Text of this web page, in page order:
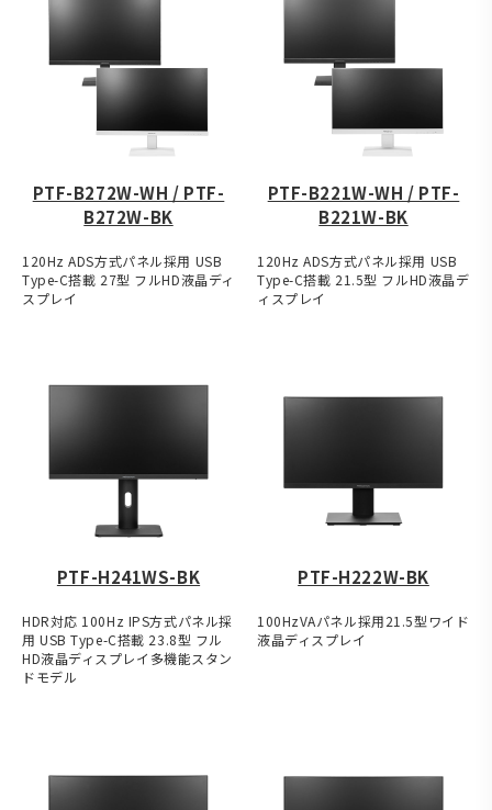
PTF-B272W-WH / PTF-
B272W-BK
120Hz ADS方式パネル採用 USB
Type-C搭載 27型 フルHD液晶ディ
スプレイ
PTF-B221W-WH / PTF-
B221W-BK
120Hz ADS方式パネル採用 USB
Type-C搭載 21.5型 フルHD液晶デ
ィスプレイ
PTF-H241WS-BK
HDR対応 100Hz IPS方式パネル採
用 USB Type-C搭載 23.8型 フル
HD液晶ディスプレイ多機能スタン
ドモデル
PTF-H222W-BK
100HzVAパネル採用21.5型ワイド
液晶ディスプレイ